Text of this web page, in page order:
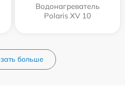
Водонагреватель
Polaris XV 10
больше